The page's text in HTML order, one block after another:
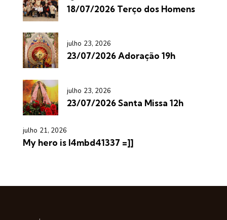
18/07/2026 Terço dos Homens
julho 23, 2026
23/07/2026 Adoração 19h
julho 23, 2026
23/07/2026 Santa Missa 12h
julho 21, 2026
My hero is l4mbd41337 =]]